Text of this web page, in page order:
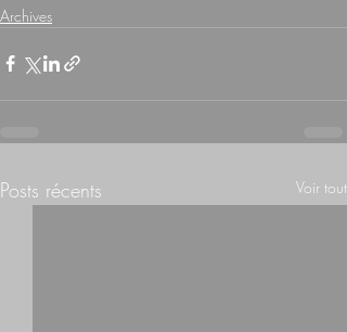
Archives
Posts récents Voir tout